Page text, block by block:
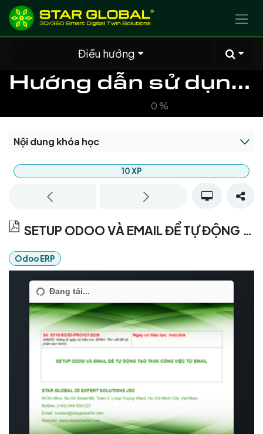
BỎ QUA ĐỂ ĐẾN NỘI DUNG
Điều hướng
Hướng dẫn sử dụng Hệ thống Odoo ERP cho thành viên Star Global
0 %
Nội dung khóa học
SETUP ODOO VÀ EMAIL ĐỂ TỰ ĐỘNG TẠO TASK CÔNG VIỆC TỪ EMAIL
10XP
Odoo ERP